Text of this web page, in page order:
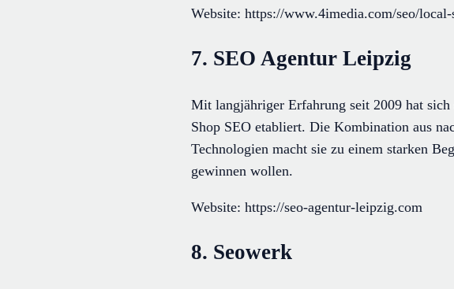
Website: https://www.4imedia.com/seo/local-
7. SEO Agentur Leipzig
Mit langjähriger Erfahrung seit 2009 hat
Shop SEO etabliert. Die Kombination aus
Technologien macht sie zu einem starken
gewinnen wollen.
Website: https://seo-agentur-leipzig.com
8. Seowerk